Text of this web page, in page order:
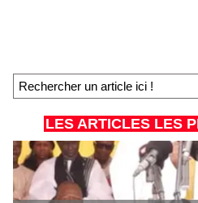
LES ARTICLES LES